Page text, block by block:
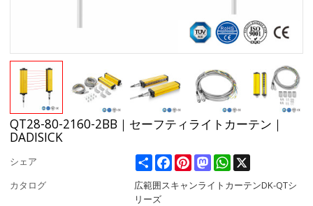
QT28-80-2160-2BB｜セーフティライトカーテン｜
DADISICK
シェア ShareFacebookPinterestMastodonWhatsApp
カタログ
広範囲スキャンライトカーテンDK-QTシ
リーズ